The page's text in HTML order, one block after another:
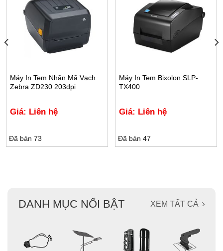
Máy In Tem Nhãn Mã Vạch
Zebra ZD230 203dpi
Giá: Liên hệ
Đã bán 73
Máy In Tem Bixolon SLP-
TX400
Giá: Liên hệ
Đã bán 47
DANH MỤC NỔI BẬT XEM TẤT CẢ